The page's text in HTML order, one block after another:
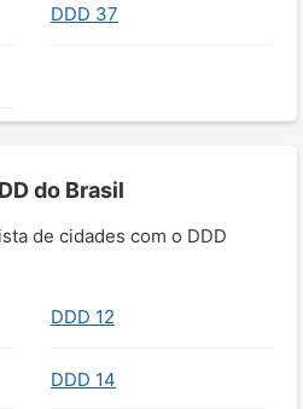
DDD 37
do Brasil
de cidades com o DDD
DDD 12
DDD 14